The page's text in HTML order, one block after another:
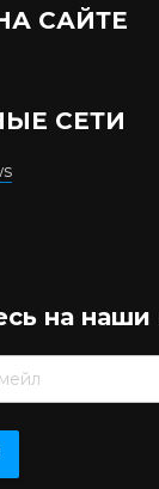
САЙТЕ
СЕТИ
на наши